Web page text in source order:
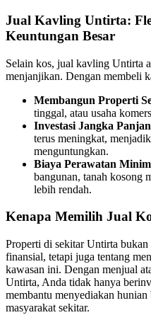
Jual Kavling Untirta:
Keuntungan Besar
Selain kos, jual kavling Untirta
menjanjikan. Dengan membeli
Membangun Properti
tinggal, atau usaha
Investasi Jangka
terus meningkat,
menguntungkan.
Biaya Perawatan Minim
bangunan, tanah kosong
lebih rendah.
Kenapa Memilih Jual
Properti di sekitar Untirta bukan
finansial, tetapi juga tentang
kawasan ini. Dengan menjual
Untirta, Anda tidak hanya
membantu menyediakan
masyarakat sekitar.